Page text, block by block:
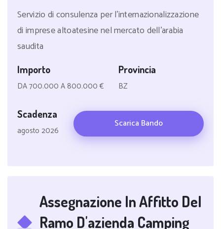
Servizio di consulenza per l'internazionalizzazione
di imprese altoatesine nel mercato dell'arabia
saudita
Importo
DA 700.000 A 800.000 €
Provincia
BZ
Scadenza
agosto 2026
Scarica Bando
Assegnazione In Affitto Del
Ramo D'azienda Camping